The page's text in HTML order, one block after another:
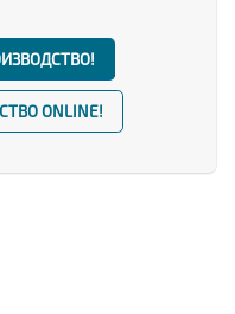
ONLINE!